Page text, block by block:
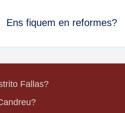
Ens fiquem en reformes?
Fallas?